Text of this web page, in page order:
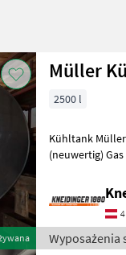
2500 l
Kühltank
(neuwertig) Gas im
Wyposażenia